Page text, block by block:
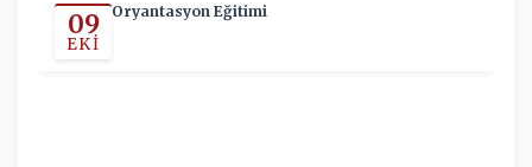
09
EKI
Oryantasyon Eğitimi